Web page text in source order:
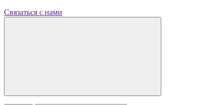
Связаться с нами